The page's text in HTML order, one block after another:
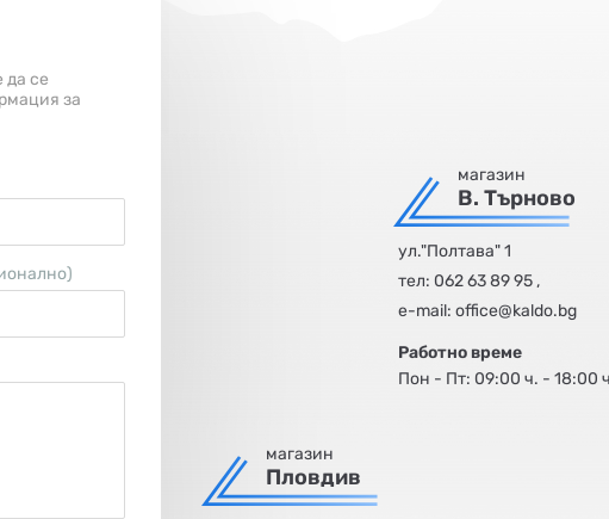
да се
за
магазин
Пловдив
магазин
В. Търново
ул."Полтава" 1
тел: 062 63 89 95 ,
е-mail: office@kaldo.bg
Работно време
Пон - Пт: 09:00 ч. - 18:00